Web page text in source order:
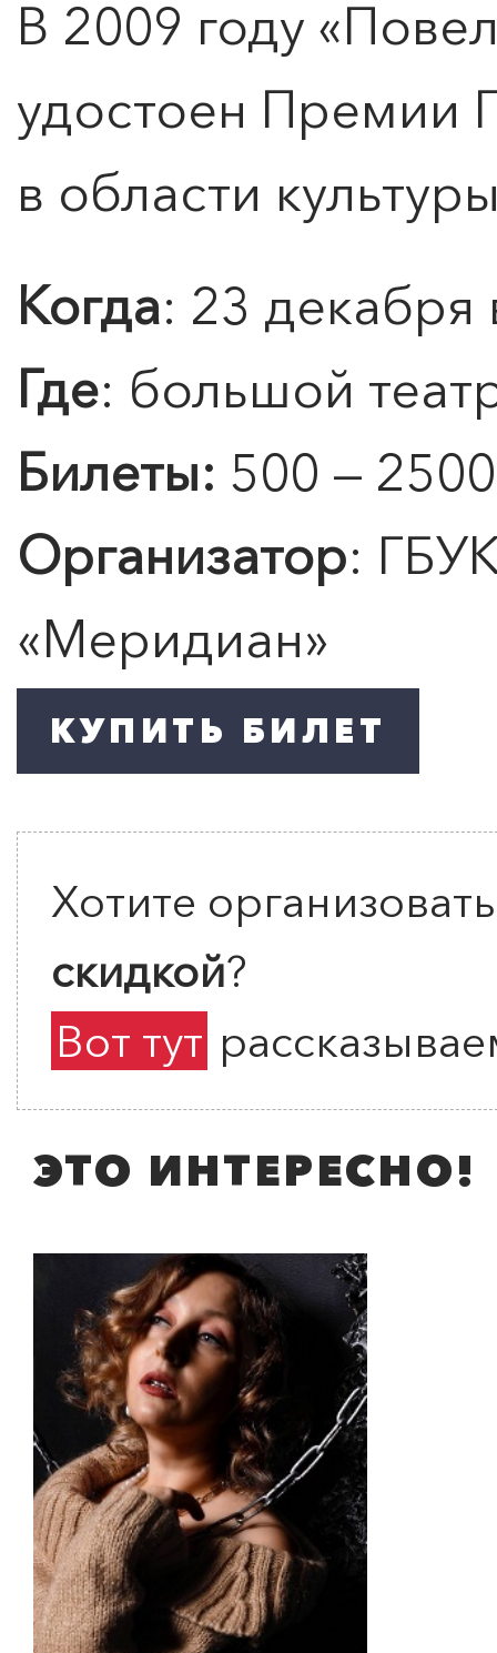
ПОИСК ПО МЕРОПРИЯТИЯМ
В 2009 году
удостоен Премии
в области
Когда: 23 декабря
Где: большой
Билеты: 500 —
Организатор:
«Меридиан»
Хотите
скидкой?
Вот тут
ЭТО ИНТЕРЕСНО!
0">
ЧТО ЗНАЕТ О ЛЮБВИ
ЛЮБОВЬ… Концерт Анны
Берлинской
Подробнее